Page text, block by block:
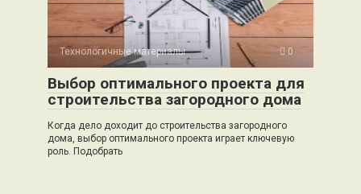
Технологичные материалы 0
Выбор оптимального проекта для
строительства загородного дома
Когда дело доходит до строительства загородного
дома, выбор оптимального проекта играет ключевую
роль. Подобрать